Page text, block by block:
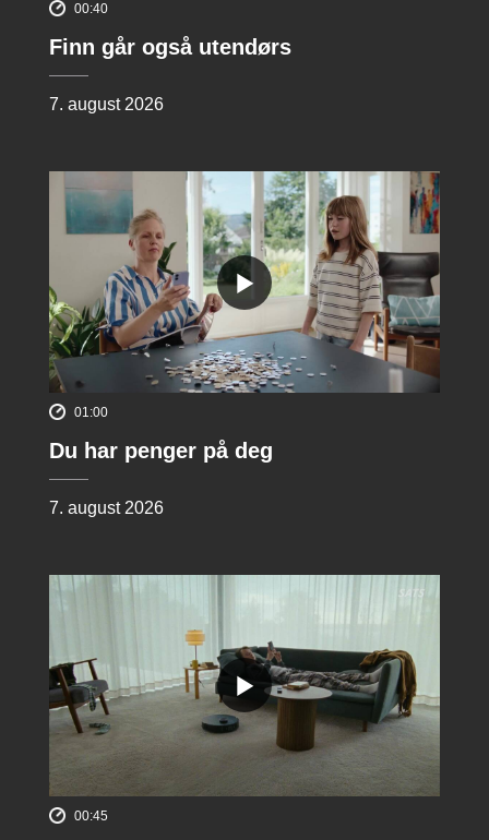
00:40
Finn går også utendørs
7. august 2026
01:00
Du har penger på deg
7. august 2026
00:45